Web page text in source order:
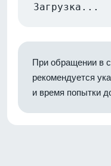
Загрузка...
При обращении в
рекомендуется
и время попытки